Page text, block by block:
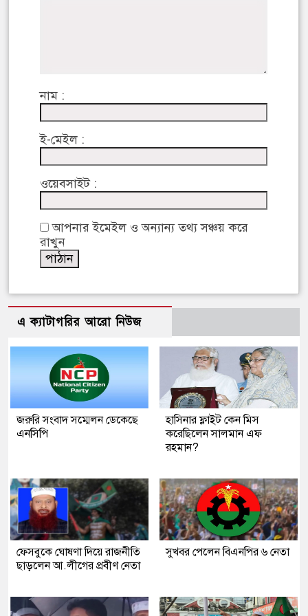
নাম :
ই-মেইল :
ওয়েবসাইট :
আপনার ইমেইল ও অন্যান্য তথ্য সঞ্চয় করে
রাখুন
এ ক্যাটাগরির আরো নিউজ
জরুরি সংবাদ সম্মেলন ডেকেছে
এনসিপি
হাসিনার ফ্লাইট কেন মিস
করেছিলেন সালমান এফ
রহমান?
ফেসবুকে ঘোষণা দিয়ে রাজনীতি
ছাড়লেন আ.লীগের প্রবীণ নেতা
সুখবর পেলেন বিএনপির ৬ নেতা